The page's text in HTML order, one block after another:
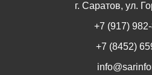
г. Саратов, ул.
+7 (917)
+7 (8452)